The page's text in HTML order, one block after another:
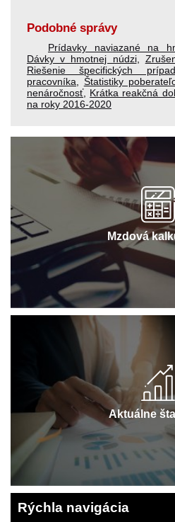
Podobné správy
Prídavky naviazané na
Dávky v hmotnej núdzi,
Riešenie špecifických
pracovníka
Štatistiky
nenáročnosť, Krátka reakčná
na roky 2016-2020
Mzdová
Aktuálne
Rýchla navigácia